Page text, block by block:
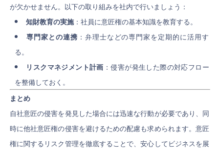
が欠かせません。以下の取り組みを社内で行いましょう：
知財教育の実施：社員に意匠権の基本知識を教育する。
専門家との連携 ：弁理士などの専門家を定期的に活用す
る。
リスクマネジメント計画 ：侵害が発生した際の対応フロー
を整備しておく。
まとめ
自社意匠の侵害を発見した場合には迅速な行動が必要であり、同
時に他社意匠権の侵害を避けるための配慮も求められます。意匠
権に関するリスク管理を徹底することで、安心してビジネスを展